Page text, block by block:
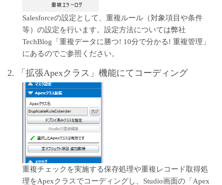
Salesforceの設定として、重複ルール（対象項目や条件
等）の設定を行います。設定方法については弊社
TechBlog「 重複データに勝つ! 10分で分かる! 重複管理 」
にあるのでご参照ください。
2. 「拡張Apexクラス」機能にてコーディング
重複チェックを実施する保存処理や重複レコード取得処
理をApexクラスでコーディングし、Studio画面の「Apex